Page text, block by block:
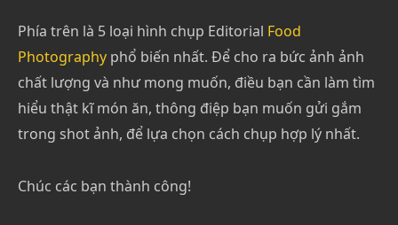
Phía trên là 5 loại hình chụp Editorial Food
Photography phổ biến nhất. Để cho ra bức ảnh ảnh
chất lượng và như mong muốn, điều bạn cần làm tìm
hiểu thật kĩ món ăn, thông điệp bạn muốn gửi gắm
trong shot ảnh, để lựa chọn cách chụp hợp lý nhất.
Chúc các bạn thành công!